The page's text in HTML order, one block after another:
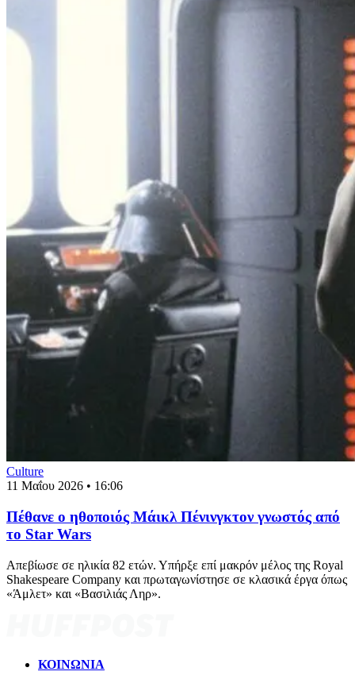
Culture
11 Μαΐου 2026 • 16:06
Πέθανε ο ηθοποιός Μάικλ Πένινγκτον γνωστός από
το Star Wars
Απεβίωσε σε ηλικία 82 ετών. Υπήρξε επί μακρόν μέλος της Royal
Shakespeare Company και πρωταγωνίστησε σε κλασικά έργα όπως
«Άμλετ» και «Βασιλιάς Ληρ».
ΚΟΙΝΩΝΙΑ